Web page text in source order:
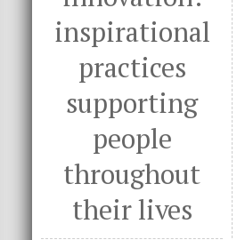
inspirational
practices
supporting
people
throughout
their lives